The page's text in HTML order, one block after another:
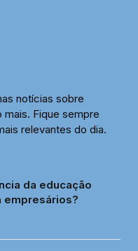
notícias sobre
Fique sempre
relevantes do dia.
da educação
empresários?